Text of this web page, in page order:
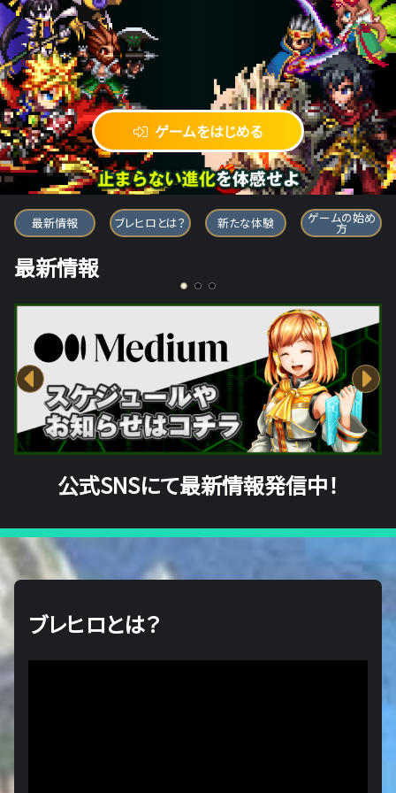
ゲームをはじめる
ブレイブ フロンティア ヒーローズ
最新情報 ブレヒロとは？ 新たな体験 ゲームの始め
方
最新情報
公式SNSにて最新情報発信中！
ブレヒロとは？